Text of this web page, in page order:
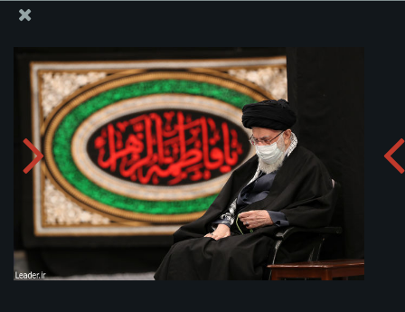
Ali Rəhbər Həzrət Zəhranın (s.ə) şəhadətinə həsr
olunmuş matəm mərasimində iştirak etdi
Albomu yüklə: